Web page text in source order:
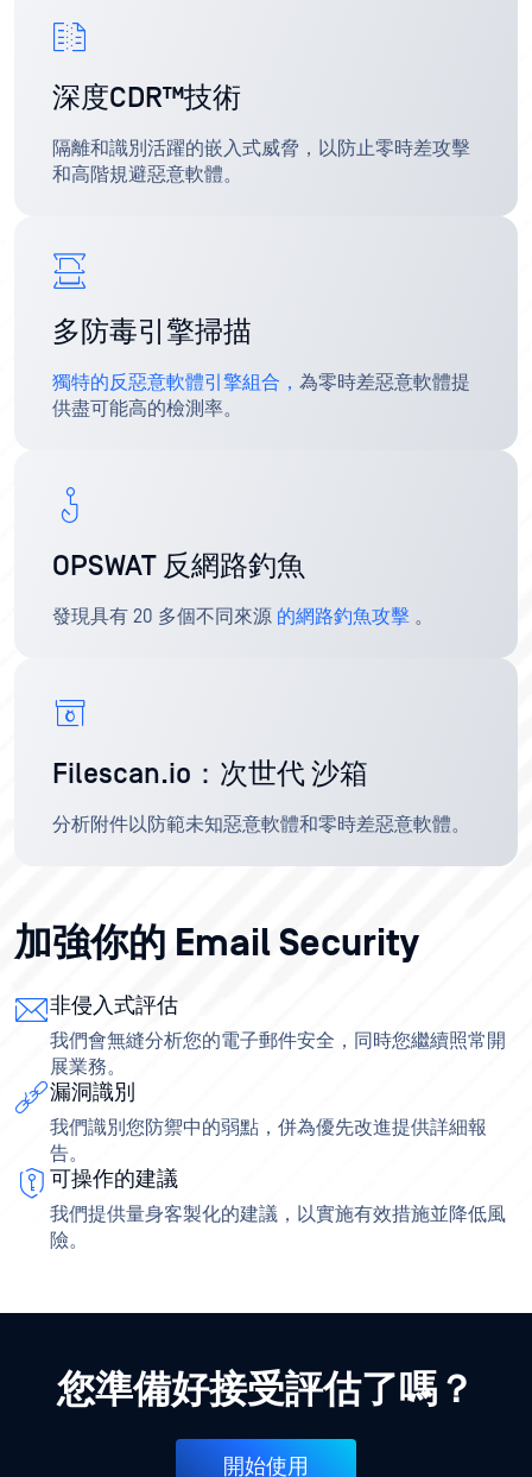
深度CDR™技術
隔離和識別活躍的嵌入式威脅，以防止零時差攻擊
和高階規避惡意軟體。
多防毒引擎掃描
獨特的反惡意軟體引擎組合， 為零時差惡意軟體提
供盡可能高的檢測率。
OPSWAT 反網路釣魚
發現具有 20 多個不同來源 的網路釣魚攻擊 。
Filescan.io：次世代 沙箱
分析附件以防範未知惡意軟體和零時差惡意軟體。
加強你的 Email Security
非侵入式評估
我們會無縫分析您的電子郵件安全，同時您繼續照常開
展業務。
漏洞識別
我們識別您防禦中的弱點，併為優先改進提供詳細報
告。
可操作的建議
我們提供量身客製化的建議，以實施有效措施並降低風
險。
您準備好接受評估了嗎？
開始使用